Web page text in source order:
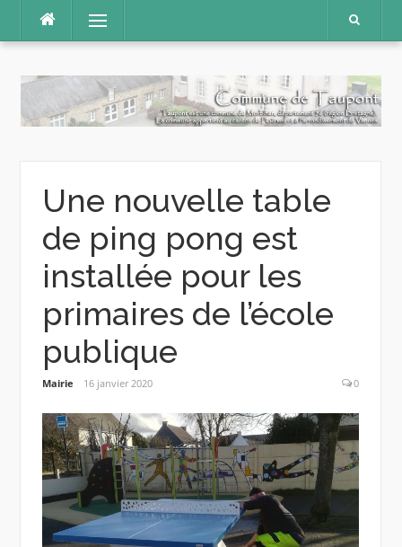
contenu
Menu
Une nouvelle table
de ping pong est
installée pour les
primaires de l’école
publique
Mairie 16 janvier 2020 0